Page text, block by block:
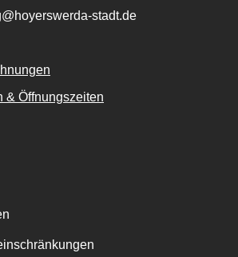
stadt.de
& Öffnungszeiten